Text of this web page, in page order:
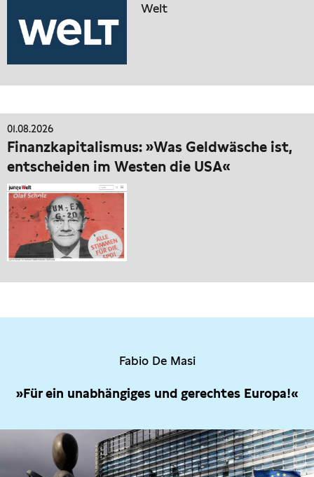
Welt
01.08.2026
Finanzkapitalismus: »Was Geldwäsche ist,
entscheiden im Westen die USA«
Fabio De Masi
»Für ein unabhängiges und gerechtes Europa!«